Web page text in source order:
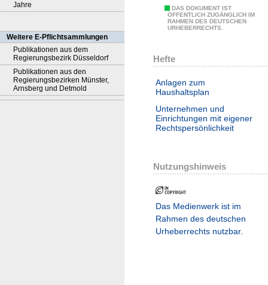
Jahre
Weitere E-Pflichtsammlungen
Publikationen aus dem
Regierungsbezirk Düsseldorf
Publikationen aus den
Regierungsbezirken Münster,
Arnsberg und Detmold
DAS DOKUMENT IST
ÖFFENTLICH ZUGÄNGLICH IM
RAHMEN DES DEUTSCHEN
URHEBERRECHTS.
Hefte
Anlagen zum
Haushaltsplan
Unternehmen und
Einrichtungen mit eigener
Rechtspersönlichkeit
Nutzungshinweis
Das Medienwerk ist im
Rahmen des deutschen
Urheberrechts nutzbar.